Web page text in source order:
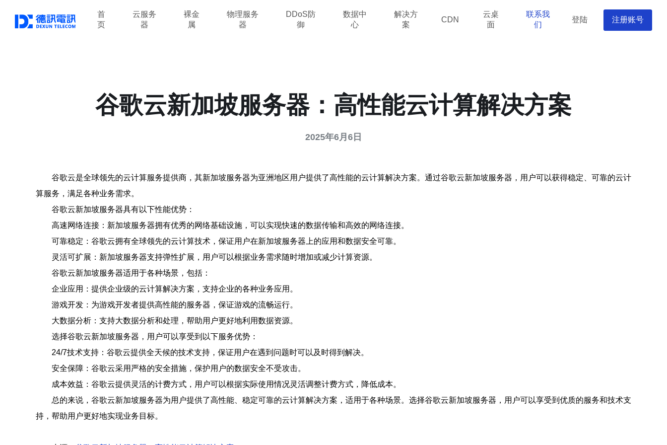
首
页
云服务
器
裸金
属
物理服务
器
DDoS防
御
数据中
心
解决方
案
CDN
云桌
面
联系我
们
登陆 注册账号
谷歌云新加坡服务器：高性能云计算解决方案
2025年6月6日
谷歌云是全球领先的云计算服务提供商，其新加坡服务器为亚洲地区用户提供了高性能的云计算解决方案。通过谷歌云新加坡服务器，用户可以获得稳定、可靠的云计
算服务，满足各种业务需求。
谷歌云新加坡服务器具有以下性能优势：
高速网络连接：新加坡服务器拥有优秀的网络基础设施，可以实现快速的数据传输和高效的网络连接。
可靠稳定：谷歌云拥有全球领先的云计算技术，保证用户在新加坡服务器上的应用和数据安全可靠。
灵活可扩展：新加坡服务器支持弹性扩展，用户可以根据业务需求随时增加或减少计算资源。
谷歌云新加坡服务器适用于各种场景，包括：
企业应用：提供企业级的云计算解决方案，支持企业的各种业务应用。
游戏开发：为游戏开发者提供高性能的服务器，保证游戏的流畅运行。
大数据分析：支持大数据分析和处理，帮助用户更好地利用数据资源。
选择谷歌云新加坡服务器，用户可以享受到以下服务优势：
24/7技术支持：谷歌云提供全天候的技术支持，保证用户在遇到问题时可以及时得到解决。
安全保障：谷歌云采用严格的安全措施，保护用户的数据安全不受攻击。
成本效益：谷歌云提供灵活的计费方式，用户可以根据实际使用情况灵活调整计费方式，降低成本。
总的来说，谷歌云新加坡服务器为用户提供了高性能、稳定可靠的云计算解决方案，适用于各种场景。选择谷歌云新加坡服务器，用户可以享受到优质的服务和技术支
持，帮助用户更好地实现业务目标。